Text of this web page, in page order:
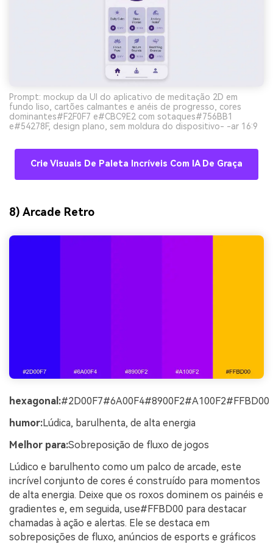
Prompt: mockup da UI do aplicativo de meditação 2D em
fundo liso, cartões calmantes e anéis de progresso, cores
dominantes#F2F0F7 e#CBC9E2 com sotaques#756BB1
e#54278F, design plano, sem moldura do dispositivo- -ar 16:9
Crie Visuais De Paleta Incríveis Com IA De Graça
8) Arcade Retro
hexagonal:#2D00F7#6A00F4#8900F2#A100F2#FFBD00
humor:Lúdica, barulhenta, de alta energia
Melhor para:Sobreposição de fluxo de jogos
Lúdico e barulhento como um palco de arcade, este
incrível conjunto de cores é construído para momentos
de alta energia. Deixe que os roxos dominem os painéis e
gradientes e, em seguida, use#FFBD00 para destacar
chamadas à ação e alertas. Ele se destaca em
sobreposições de fluxo, anúncios de esports e gráficos